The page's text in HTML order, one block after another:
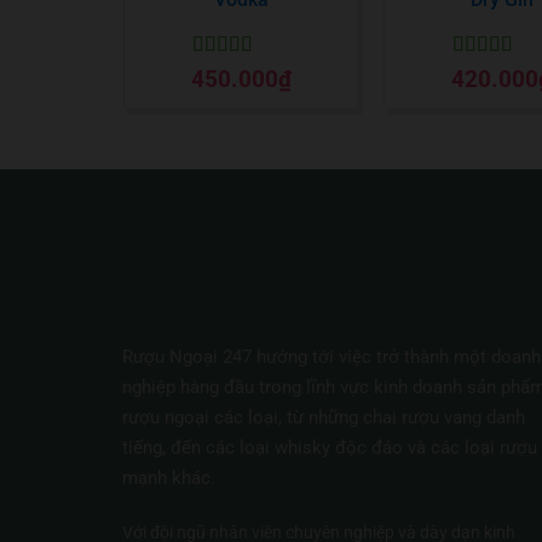
Được xếp
hạng55 sao
450.000₫
Được xếp
hạng55
420.000